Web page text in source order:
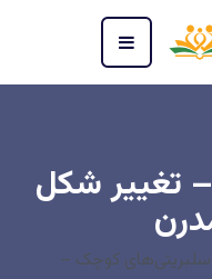
تغییر شکل
سلبریتی‌های کوچک –